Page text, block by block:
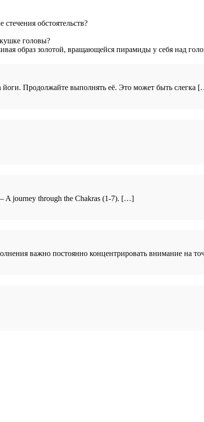
обстоятельств?
головы?
образ золотой, вращающейся пирамиды у себя над
Продолжайте выполнять её. Это может быть слегка
A journey through the Chakras (1-7). […]
важно постоянно концентрировать внимание на